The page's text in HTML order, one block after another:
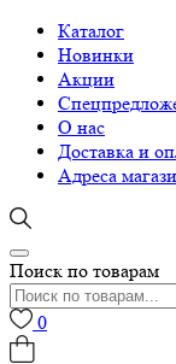
Каталог
Новинки
Акции
О нас
Доставка и
Адреса
Поиск по товарам
0